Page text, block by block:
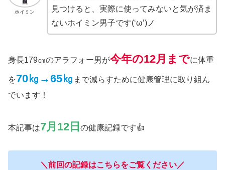
ホイミン
見つけると、実際に使ってみないと気が済ま
ないホイミン男子です(‘ω’)ノ
身長179㎝のアラフォー男が今年の12月までに体重
を70㎏→65㎏ まで減らすために健康管理に取り組ん
でいます！
本記事は7月12日 の健康記録です👍
＼前回の記録はこちらをご覧ください／